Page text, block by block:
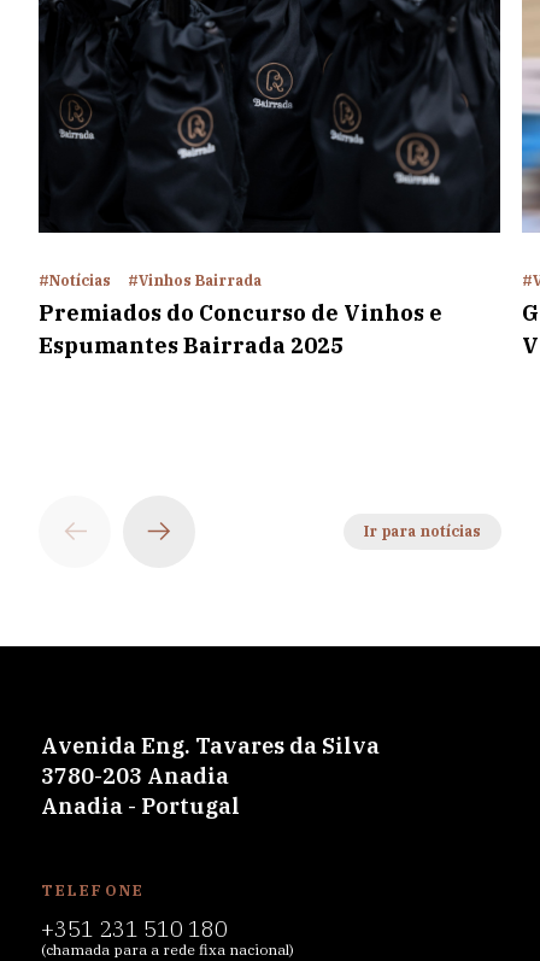
#Notícias #Vinhos Bairrada
Premiados do Concurso de Vinhos e
Espumantes Bairrada 2025
Ir para notícias
Avenida Eng. Tavares da Silva
3780-203 Anadia
Anadia - Portugal
TELEFONE
+351 231 510 180
(chamada para a rede fixa nacional)